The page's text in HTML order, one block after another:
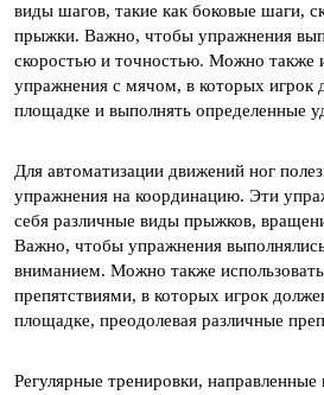
виды шагов, такие как боковые шаги,
прыжки. Важно, чтобы упражнения
скоростью и точностью. Можно также
упражнения с мячом, в которых игрок
площадке и выполнять определенные
Для автоматизации движений ног
упражнения на координацию. Эти
себя различные виды прыжков,
Важно, чтобы упражнения
вниманием. Можно также
препятствиями, в которых игрок
площадке, преодолевая различные
Регулярные тренировки,